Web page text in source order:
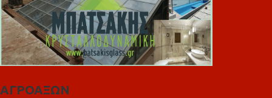
ΑΓΡΟΑΞΩΝ